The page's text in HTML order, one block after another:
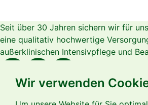
Seit über 30 Jahren sichern wir für
eine qualitativ hochwertige
außerklinischen Intensivpflege und
Wir verwenden